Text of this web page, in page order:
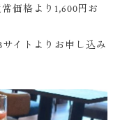
格より1,600円お
トよりお申し込み